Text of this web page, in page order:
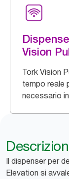
Vision
Tork Vision
tempo reale
necessario
Il dispenser per
Elevation si